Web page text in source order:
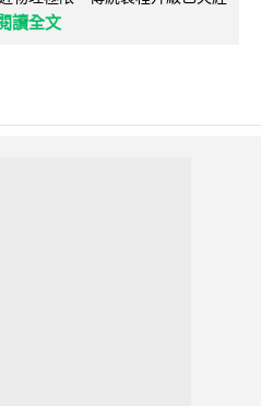
讀全文